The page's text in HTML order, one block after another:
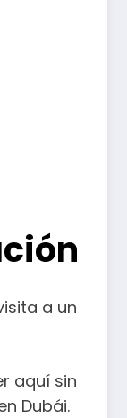
a un
aquí sin
Dubái.